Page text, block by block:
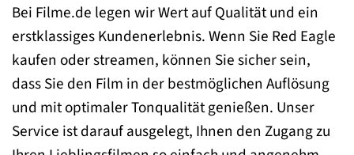
Bei Filme.de legen wir Wert auf Qualität und ein
erstklassiges Kundenerlebnis. Wenn Sie Red Eagle
kaufen oder streamen, können Sie sicher sein,
dass Sie den Film in der bestmöglichen Auflösung
und mit optimaler Tonqualität genießen. Unser
Service ist darauf ausgelegt, Ihnen den Zugang zu